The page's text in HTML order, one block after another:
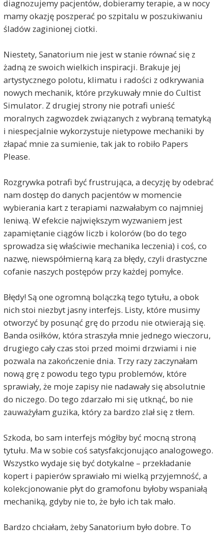
diagnozujemy pacjentów, dobieramy terapie, a w nocy
mamy okazję poszperać po szpitalu w poszukiwaniu
śladów zaginionej ciotki.
Niestety, Sanatorium nie jest w stanie równać się z
żadną ze swoich wielkich inspiracji. Brakuje jej
artystycznego polotu, klimatu i radości z odkrywania
nowych mechanik, które przykuwały mnie do Cultist
Simulator. Z drugiej strony nie potrafi unieść
moralnych zagwozdek związanych z wybraną tematyką
i niespecjalnie wykorzystuje nietypowe mechaniki by
złapać mnie za sumienie, tak jak to robiło Papers
Please.
Rozgrywka potrafi być frustrująca, a decyzję by odebrać
nam dostęp do danych pacjentów w momencie
wybierania kart z terapiami nazwałabym co najmniej
leniwą. W efekcie największym wyzwaniem jest
zapamiętanie ciągów liczb i kolorów (bo do tego
sprowadza się właściwie mechanika leczenia) i coś, co
nazwę, niewspółmierną karą za błędy, czyli drastyczne
cofanie naszych postępów przy każdej pomyłce.
Błędy! Są one ogromną bolączką tego tytułu, a obok
nich stoi niezbyt jasny interfejs. Listy, które musimy
otworzyć by posunąć grę do przodu nie otwierają się.
Banda osiłków, która straszyła mnie jednego wieczoru,
drugiego cały czas stoi przed moimi drzwiami i nie
pozwala na zakończenie dnia. Trzy razy zaczynałam
nową grę z powodu tego typu problemów, które
sprawiały, że moje zapisy nie nadawały się absolutnie
do niczego. Do tego zdarzało mi się utknąć, bo nie
zauważyłam guzika, który za bardzo zlał się z tłem.
Szkoda, bo sam interfejs mógłby być mocną stroną
tytułu. Ma w sobie coś satysfakcjonująco analogowego.
Wszystko wydaje się być dotykalne – przekładanie
kopert i papierów sprawiało mi wielką przyjemność, a
kolekcjonowanie płyt do gramofonu byłoby wspaniałą
mechaniką, gdyby nie to, że było ich tak mało.
Bardzo chciałam, żeby Sanatorium było dobre. To